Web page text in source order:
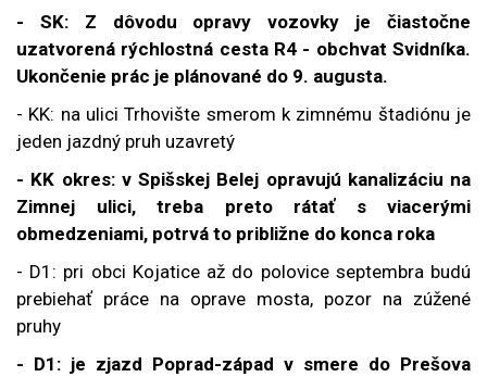
- SK: Z dôvodu opravy vozovky je čiastočne
uzatvorená rýchlostná cesta R4 - obchvat Svidníka.
Ukončenie prác je plánované do 9. augusta.
- KK: na ulici Trhovište smerom k zimnému štadiónu je
jeden jazdný pruh uzavretý
- KK okres: v Spišskej Belej opravujú kanalizáciu na
Zimnej ulici, treba preto rátať s viacerými
obmedzeniami, potrvá to približne do konca roka
- D1: pri obci Kojatice až do polovice septembra budú
prebiehať práce na oprave mosta, pozor na zúžené
pruhy
- D1: je zjazd Poprad-západ v smere do Prešova